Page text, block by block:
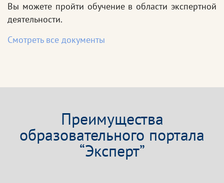
Вы можете пройти обучение в области экспертной
деятельности.
Смотреть все документы
Преимущества
образовательного портала
“Эксперт”